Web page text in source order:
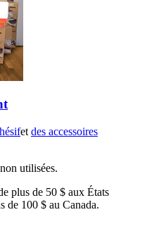
et des accessoires
utilisées.
plus de 50 $ aux États
de 100 $ au Canada.